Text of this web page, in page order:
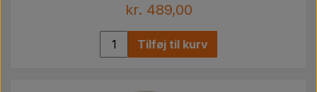
kr. 489,00
Tilføj til kurv